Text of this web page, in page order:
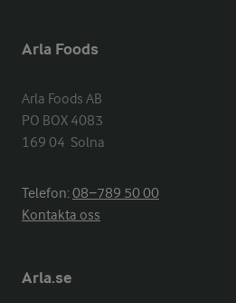
Arla Foods
Arla Foods AB
PO BOX 4083
169 04  Solna
Telefon:08−789 50 00
Kontakta oss
Arla.se